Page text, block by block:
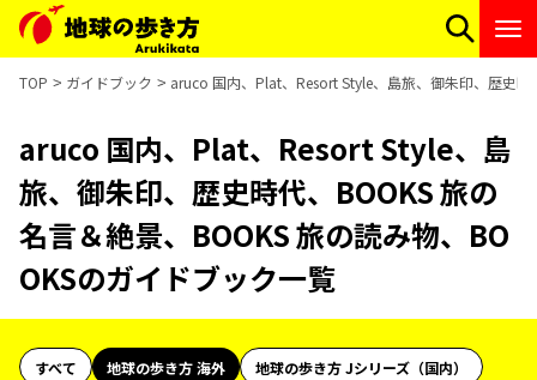
TOP ガイドブック aruco 国内、Plat、Resort Style、島旅、御朱印、歴史
aruco 国内、Plat、Resort Style、島
旅、御朱印、歴史時代、BOOKS 旅の
名言＆絶景、BOOKS 旅の読み物、BO
OKSのガイドブック一覧
すべて 地球の歩き方 海外
地球の歩き方 Jシリーズ（国内）